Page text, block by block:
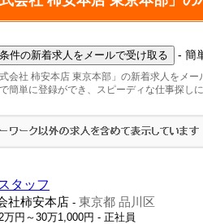
- 簡
式会社 柿安本店 東京本部」の新着求人をメー
簡単に登録ができ、スピーディな仕事探しに
タッフ
社柿安本店 - 東京都 品川区
万円～30万1,000円 - 正社員